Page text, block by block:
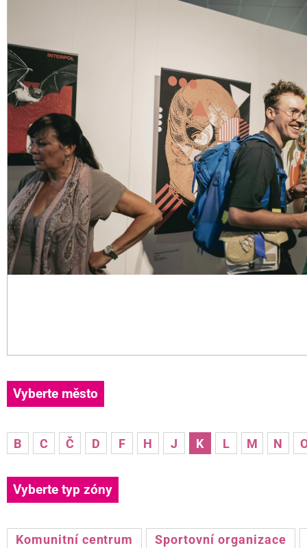
Vyberte město
B C Č D F H J K L M N
Vyberte typ zóny
Komunitní centrum
Sportovní organizace